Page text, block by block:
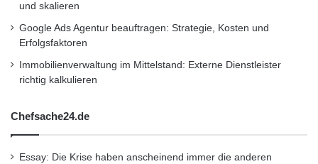
und skalieren
Google Ads Agentur beauftragen: Strategie, Kosten und
Erfolgsfaktoren
Immobilienverwaltung im Mittelstand: Externe Dienstleister
richtig kalkulieren
Chefsache24.de
Essay: Die Krise haben anscheinend immer die anderen